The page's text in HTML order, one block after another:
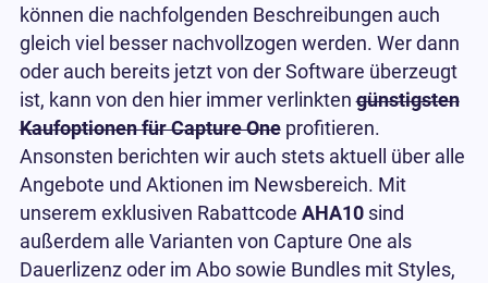
können die nachfolgenden Beschreibungen auch
gleich viel besser nachvollzogen werden. Wer dann
oder auch bereits jetzt von der Software überzeugt
ist, kann von den hier immer verlinktengünstigsten
Kaufoptionen für Capture Oneprofitieren.
Ansonsten berichten wir auch stets aktuell über alle
Angebote und Aktionen im Newsbereich. Mit
unserem exklusiven Rabattcode AHA10sind
außerdem alle Varianten von Capture One als
Dauerlizenz oder im Abo sowie Bundles mit Styles,